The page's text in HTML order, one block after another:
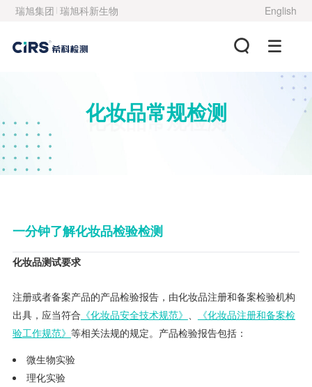
瑞旭集团 瑞旭科新生物 English
化妆品常规检测
化妆品常规检测
一分钟了解化妆品检验检测
化妆品测试要求
注册或者备案产品的产品检验报告，由化妆品注册和备案检验机构
出具，应当符合 《化妆品安全技术规范》
《化妆品注册和备案检
验工作规范》 等相关法规的规定。产品检验报告包括：
微生物实验
理化实验